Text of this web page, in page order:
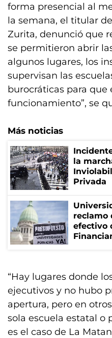
forma presencial al
la semana, el titular
Zurita, denunció que
se permitieron abrir
algunos lugares, los
supervisan las
burocráticas para que
funcionamiento”, se
Más noticias
la
Privada
reclamo
efectivo
“Hay lugares donde
ejecutivos y no hubo
apertura, pero en
sola escuela estatal o
es el caso de La